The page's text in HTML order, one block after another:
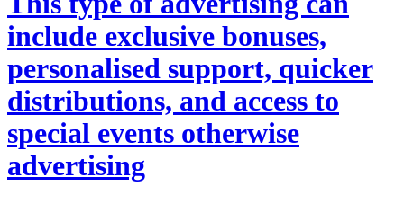
include exclusive bonuses,
personalised support, quicker
distributions, and access to
special events otherwise
advertising